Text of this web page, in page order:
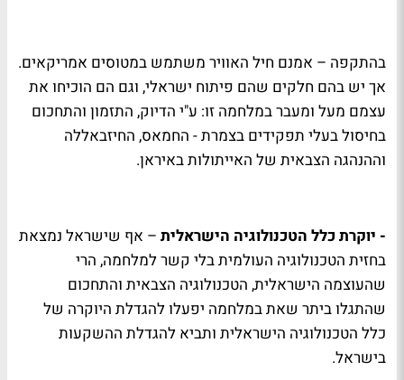
בהתקפה – אמנם חיל האוויר משתמש במטוסים אמריקאים.
אך יש בהם חלקים שהם פיתוח ישראלי, וגם הם הוכיחו את
עצמם מעל ומעבר במלחמה זו: ע"י הדיוק, התזמון והתחכום
בחיסול בעלי תפקידים בצמרת - החמאס, החיזבאללה
וההנהגה הצבאית של האייתולות באיראן.
- יוקרת כלל הטכנולוגיה הישראלית – אף שישראל נמצאת
בחזית הטכנולוגיה העולמית בלי קשר למלחמה, הרי
שהעוצמה הישראלית, הטכנולוגיה הצבאית והתחכום
שהתגלו ביתר שאת במלחמה יפעלו להגדלת היוקרה של
כלל הטכנולוגיה הישראלית ותביא להגדלת ההשקעות
בישראל.